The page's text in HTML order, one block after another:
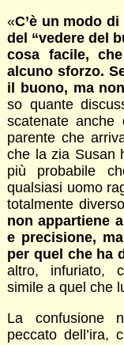
«C’è un modo
del “vedere del
cosa facile,
alcuno sforzo.
il buono, ma
so quante
scatenate anche
parente che
che la zia Susan
più probabile
qualsiasi uomo
totalmente
non appartiene
e precisione,
per quel che ha
altro, infuriato,
simile a quel che
La confusione
peccato dell’ira,